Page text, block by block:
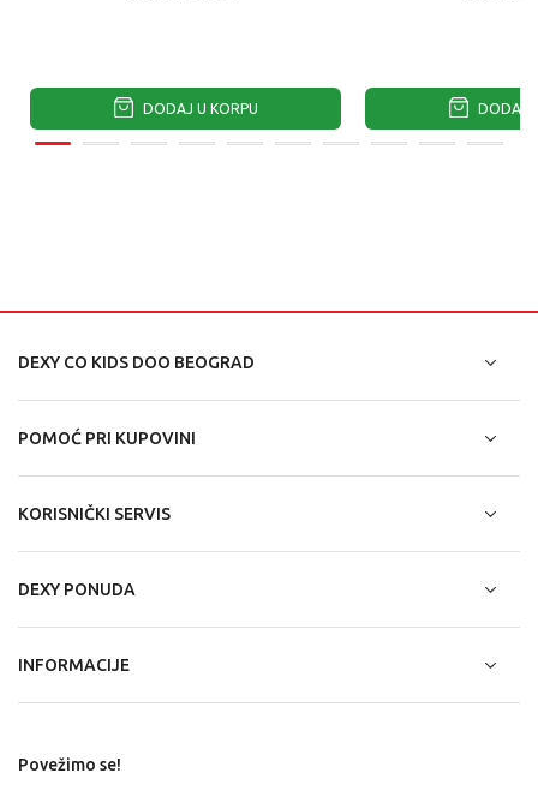
DODAJ U KORPU DODAJ
DEXY CO KIDS DOO BEOGRAD
POMOĆ PRI KUPOVINI
KORISNIČKI SERVIS
DEXY PONUDA
INFORMACIJE
Povežimo se!